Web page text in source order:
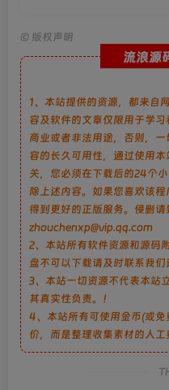
© 版权声明
流浪源
1、本站提供的资源，都来自
容及软件的文章仅限用于学
商业或者非法用途，否则，
容的长久可用性，通过使用
关，您必须在下载后的24个
除上述内容。如果您喜欢该程
得到更好的正版服务。侵删请
zhouchenxp@vip.qq.com
2、本站所有软件资源和源码
盘不可以下载请及时联系我们
3、本站一切资源不代表本站
其真实性负责。！
4、本站所有可使用金币(或
价，而是整理收集素材的人工